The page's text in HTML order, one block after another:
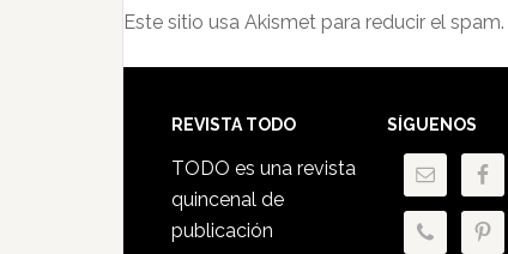
Este sitio usa Akismet para reducir el spam.
Footer
REVISTA TODO
TODO es una revista
quincenal de
publicación
SÍGUENOS